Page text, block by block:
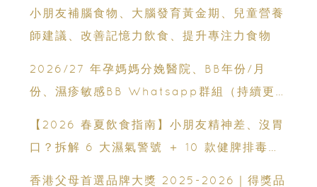
小朋友補腦食物、大腦發育黃金期、兒童營養
師建議、改善記憶力飲食、提升專注力食物
2026/27 年孕媽媽分娩醫院、BB年份/月
份、濕疹敏感BB Whatsapp群組（持續更
【2026 春夏飲食指南】小朋友精神差、沒胃
口？拆解 6 大濕氣警號 ＋ 10 款健脾排毒祛
香港父母首選品牌大獎 2025-2026｜得獎品